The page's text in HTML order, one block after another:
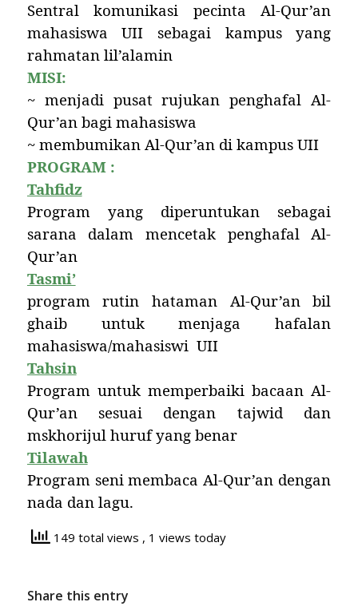
Sentral komunikasi pecinta Al-Qur’an
mahasiswa UII sebagai kampus yang
rahmatan lil’alamin
MISI:
~ menjadi pusat rujukan penghafal Al-
Qur’an bagi mahasiswa
~ membumikan Al-Qur’an di kampus UII
PROGRAM :
Tahfidz
Program yang diperuntukan sebagai
sarana dalam mencetak penghafal Al-
Qur’an
Tasmi’
program rutin hataman Al-Qur’an bil
ghaib untuk menjaga hafalan
mahasiswa/mahasiswi UII
Tahsin
Program untuk memperbaiki bacaan Al-
Qur’an sesuai dengan tajwid dan
mskhorijul huruf yang benar
Tilawah
Program seni membaca Al-Qur’an dengan
nada dan lagu.
149 total views , 1 views today
Share this entry